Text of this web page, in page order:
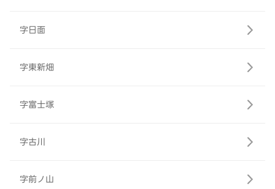
字日面
字東新畑
字富士塚
字古川
字前ノ山